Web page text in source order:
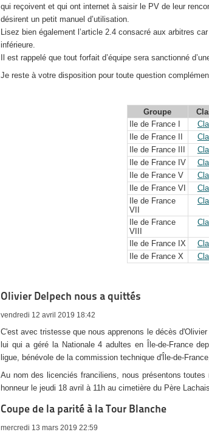
qui reçoivent et qui ont internet à saisir le PV de leur
désirent un petit manuel d’utilisation.
Lisez bien également l’article 2.4 consacré aux arbitres
inférieure.
Il est rappelé que tout forfait d’équipe sera sanctionné
Je reste à votre disposition pour toute question
Groupe
Ile de France I
Ile de France II
Ile de France III
Ile de France IV
Ile de France V
Ile de France VI
Ile de France
VII
Ile de France
VIII
Ile de France IX
Ile de France X
Olivier Delpech nous a quittés
vendredi 12 avril 2019 18:42
C'est avec tristesse que nous apprenons le décès
lui qui a géré la Nationale 4 adultes en Île-de-France
ligue, bénévole de la commission technique d'Île-de-
Au nom des licenciés franciliens, nous présentons
honneur le jeudi 18 avril à 11h au cimetière du Père
Coupe de la parité à la Tour Blanche
mercredi 13 mars 2019 22:59